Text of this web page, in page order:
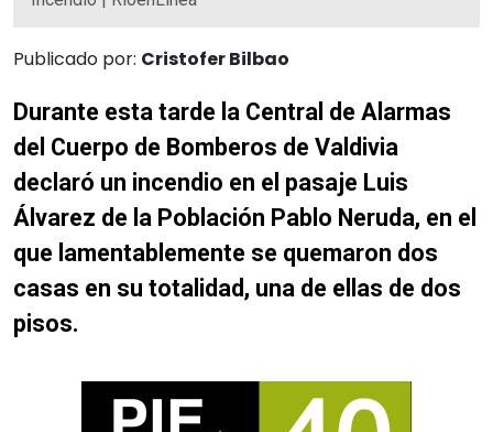
Publicado por: Cristofer Bilbao
Durante esta tarde la Central de Alarmas
del Cuerpo de Bomberos de Valdivia
declaró un incendio en el pasaje Luis
Álvarez de la Población Pablo Neruda, en el
que lamentablemente se quemaron dos
casas en su totalidad, una de ellas de dos
pisos.